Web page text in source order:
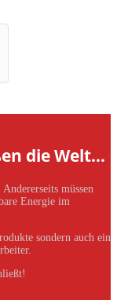
die Welt…
müssen
Energie im
sondern auch ein